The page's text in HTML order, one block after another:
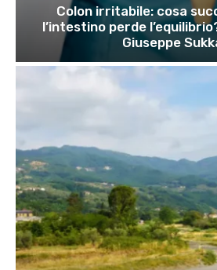
Colon irritabile: cosa
l’intestino perde
Giuseppe